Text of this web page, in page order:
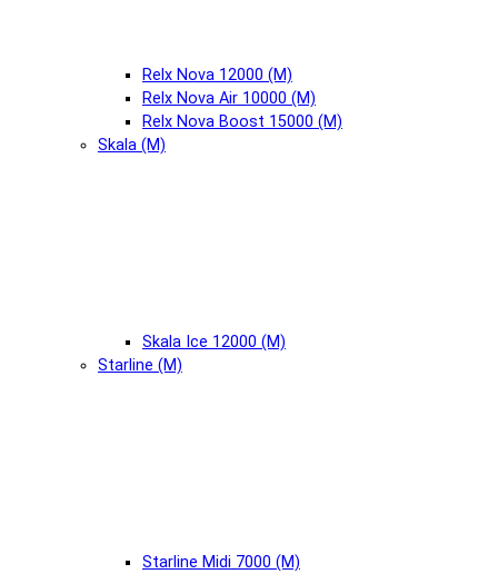
Relx Nova 12000 (М)
Relx Nova Air 10000 (М)
Relx Nova Boost 15000 (М)
Skala (М)
Skala Ice 12000 (М)
Starline (М)
Starline Midi 7000 (М)